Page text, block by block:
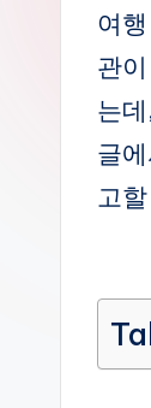
블
로
그
여
관
는
글
고